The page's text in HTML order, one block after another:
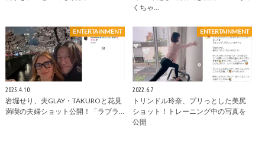
くちゃ…
ENTERTAINMENT
2025.4.10
岩堀せり、夫GLAY・TAKUROと花見
満喫の夫婦ショット公開！「ラブラ…
ENTERTAINMENT
2022.6.7
トリンドル玲奈、プリっとした美尻
ショット！トレーニング中の写真を
公開